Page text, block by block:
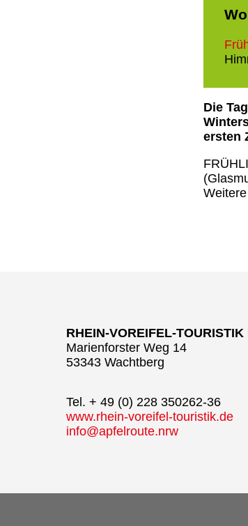
Wo
Die
ersten
RHEIN-VOREIFEL-TOURISTIK
Marienforster Weg 14
53343 Wachtberg
Tel. + 49 (0) 228 350262-36
www.rhein-voreifel-touristik.de
info@apfelroute.nrw